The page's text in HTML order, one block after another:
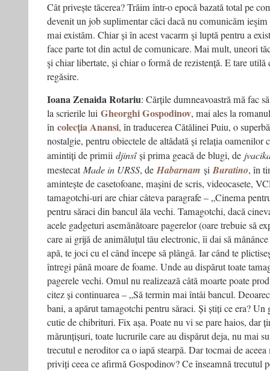
Cât privește tăcerea? Trăim într-o epocă bazată total pe
devenit un job suplimentar căci dacă nu comunicăm
mai existăm. Chiar și în acest vacarm şi luptă pentru a
face parte tot din actul de comunicare. Mai mult, uneori
şi chiar libertate, și chiar o formă de rezistență. E tare utilă
regăsire.
Ioana Zenaida Rotariu: Cărțile dumneavoastră mă fac
la scrierile lui Gheorghi Gospodinov, mai ales la
în colecția Anansi, în traducerea Cătălinei Puiu, o
nostalgie, pentru obiectele de altădată și relația oamenilor
amintiți de primii djinsîși prima geacă de blugi, de
mestecat Made in URSS, deHabarnam șiBuratino, în
amintește de casetofoane, mașini de scris, videocasete,
tamagotchi-uri are chiar câteva paragrafe – „Cinema
pentru săraci din bancul ăla vechi. Tamagotchi, dacă
acele gadgeturi asemănătoare pagerelor (oare trebuie să
care ai grijă de animăluțul tău electronic, îi dai să
apă, te joci cu el când începe să plângă. Iar când te
întregi până moare de foame. Unde au dispărut toate
pagerele vechi. Omul nu realizează câtă moarte poate
citez și continuarea – „Să termin mai întâi bancul.
bani, a apărut tamagotchi pentru săraci. Și știți ce era? Un
cutie de chibrituri. Fix așa. Poate nu vi se pare haios, dar
mărunțișuri, toate lucrurile care au dispărut deja, nu mai
trecutul e neroditor ca o iapă stearpă. Dar tocmai de
priviți ceea ce afirmă Gospodinov? Ce înseamnă trecutul